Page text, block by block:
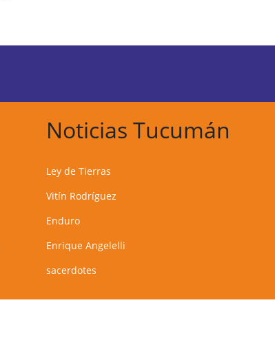
Noticias Tucumán
Ley de Tierras
Vitín Rodríguez
Enduro
Enrique Angelelli
sacerdotes